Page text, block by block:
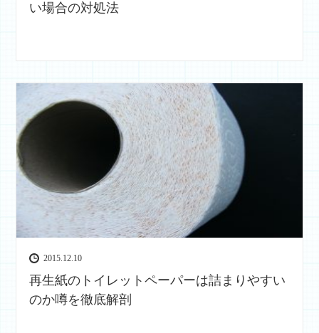
い場合の対処法
2015.12.10
再生紙のトイレットペーパーは詰まりやすい
のか噂を徹底解剖